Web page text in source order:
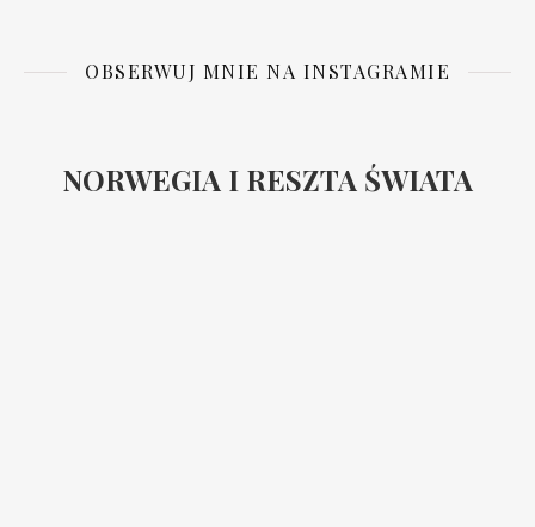
OBSERWUJ MNIE NA INSTAGRAMIE
NORWEGIA I RESZTA ŚWIATA